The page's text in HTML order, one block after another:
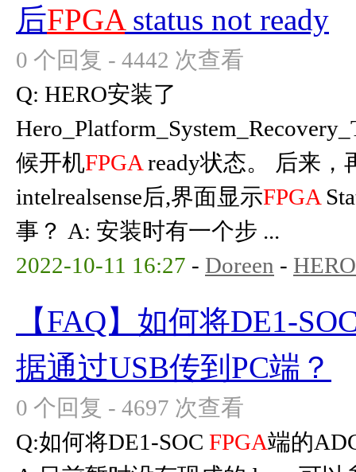
后FPGAstatus not ready
0 个回复 - 4442 次查看
Q: HERO安装了
候开机FPGA ready状态。 后来
intelrealsense后,界面显示FPGA
事？ A: 安装时有一个步 ...
2022-10-11 16:27 - Doreen - HERO
【FAQ】如何将DE1-
据通过USB传到PC端？
0 个回复 - 4697 次查看
Q:如何将DE1-SOC FPGA端的